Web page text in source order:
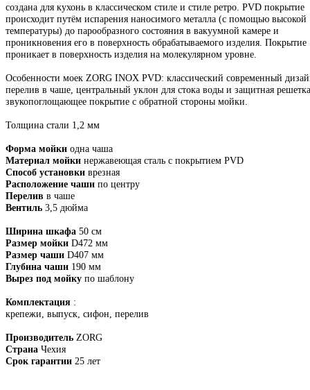
создана для кухонь в классическом стиле и стиле ретро. PVD покрытие
происходит путём испарения наносимого металла (с помощью высокой
температуры) до парообразного состояния в вакуумной камере и
проникновения его в поверхность обрабатываемого изделия. Покрытие
проникает в поверхность изделия на молекулярном уровне.
Особенности моек ZORG INOX PVD: классический современный
перелив в чаше, центральный уклон для стока воды и защитная
звукопоглощающее покрытие с обратной стороны мойки.
Толщина стали 1,2 мм
Форма мойки одна чаша
Материал мойки нержавеющая сталь с покрытием PVD
Способ установки врезная
Расположение чаши по центру
Перелив в чаше
Вентиль 3,5 дюйма
Ширина шкафа 50 см
Размер мойки D472 мм
Размер чаши D407 мм
Глубина чаши 190 мм
Вырез под мойку по шаблону
Комплектация :
крепежи, выпуск, сифон, перелив
Производитель ZORG
Страна Чехия
Срок гарантии 25 лет